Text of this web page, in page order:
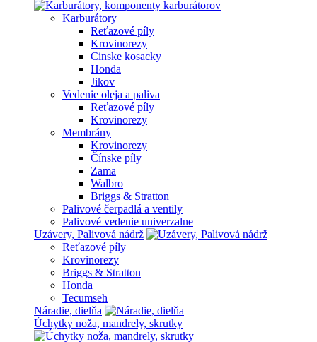
Karburátory
Reťazové píly
Krovinorezy
Cinske kosacky
Honda
Jikov
Vedenie oleja a paliva
Reťazové píly
Krovinorezy
Membrány
Krovinorezy
Čínske píly
Zama
Walbro
Briggs & Stratton
Palivové čerpadlá a ventily
Palivové vedenie univerzalne
Uzávery, Palivová nádrž
Reťazové píly
Krovinorezy
Briggs & Stratton
Honda
Tecumseh
Náradie, dielňa
Úchytky noža, mandrely, skrutky